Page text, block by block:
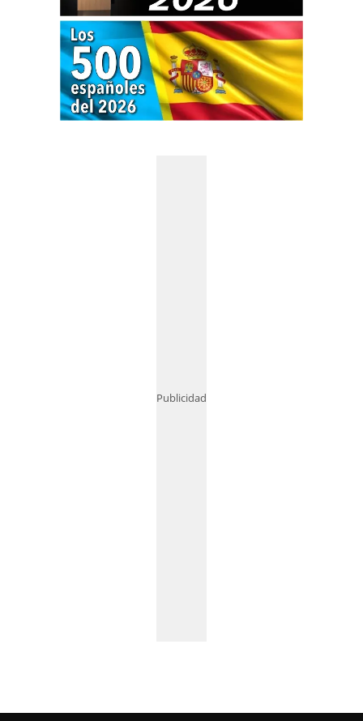
Publicidad